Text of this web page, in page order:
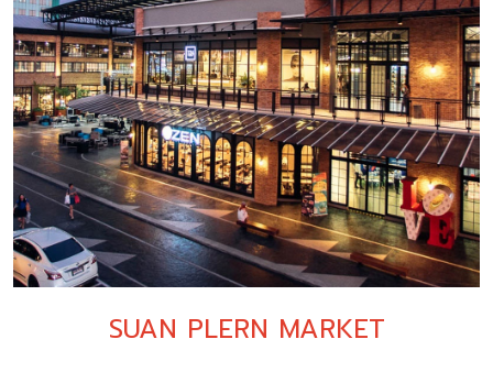
SUAN PLERN MARKET